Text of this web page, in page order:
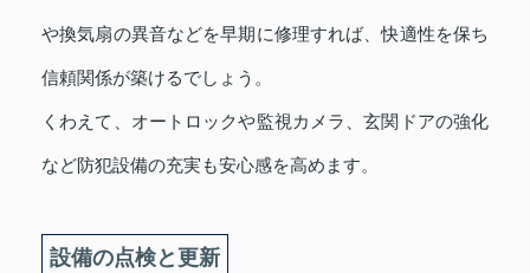
や換気扇の異音などを早期に修理すれば、快適性を保ち
信頼関係が築けるでしょう。
くわえて、オートロックや監視カメラ、玄関ドアの強化
など防犯設備の充実も安心感を高めます。
設備の点検と更新